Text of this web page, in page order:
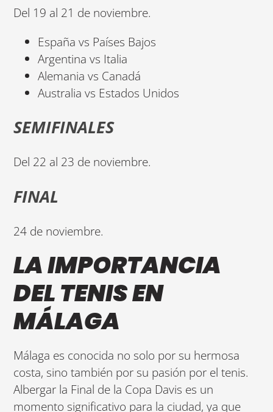
Del 19 al 21 de noviembre.
España vs Países Bajos
Argentina vs Italia
Alemania vs Canadá
Australia vs Estados Unidos
SEMIFINALES
Del 22 al 23 de noviembre.
FINAL
24 de noviembre.
LA IMPORTANCIA
DEL TENIS EN
MÁLAGA
Málaga es conocida no solo por su hermosa
costa, sino también por su pasión por el tenis.
Albergar la Final de la Copa Davis es un
momento significativo para la ciudad, ya que